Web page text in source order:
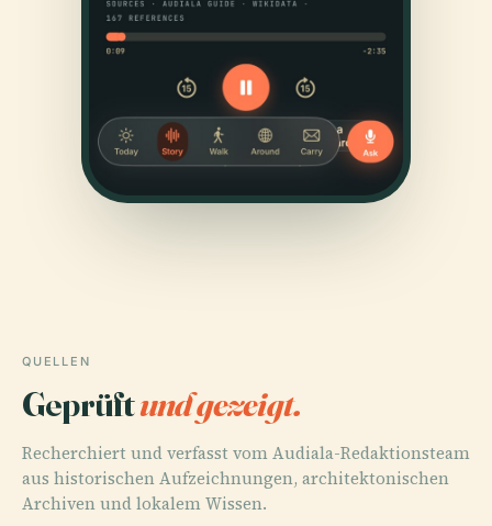
QUELLEN
Geprüftund gezeigt.
Recherchiert und verfasst vom Audiala-Redaktionsteam
aus historischen Aufzeichnungen, architektonischen
Archiven und lokalem Wissen.